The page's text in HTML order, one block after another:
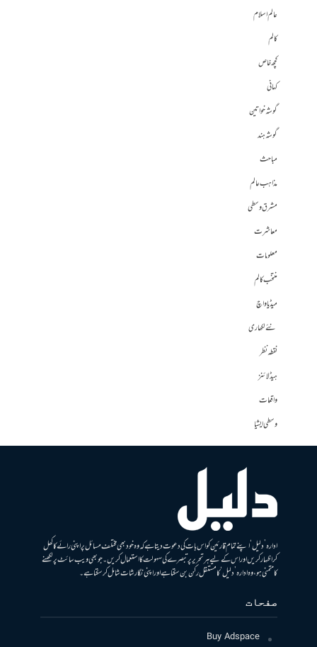
عالم اسلام
کالم
کچھ خاص
کہانی
گوشہ خواتین
گوشہ ہند
مباحث
مذاہب عالم
مشرق وسطی
معاشرت
معلومات
منتخب کالم
میڈیا واچ
نئے لکھاری
نقطہ نظر
ہیڈلائنز
واقعات
وسطی ایشیا
ادارہ ’دلیل‘ اپنے تمام قارئین کو اس بات کی دعوت دیتا ہے کہ وہ خود بھی مختلف مسائل پر اپنی رائے کا کھل
کر اظہار کریں اور اس کے لیے ہر تحریر پر تبصرے کی سہولت کا استعمال کریں۔ جو بھی ویب سائٹ پر لکھنے
کا متمنی ہو، وہ ادارہ ’دلیل‘ کا مستقل رکن بن سکتا ہے اور اپنی نگارشات شامل کرسکتا ہے۔
صفحات
Buy Adspace